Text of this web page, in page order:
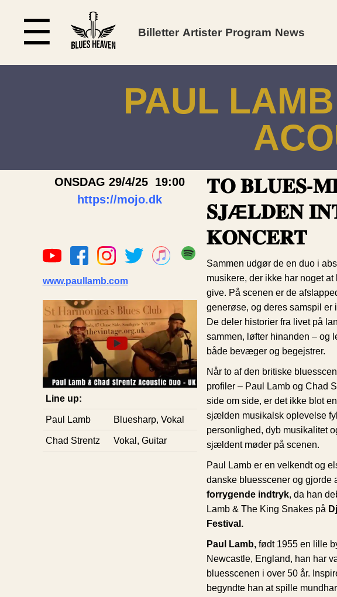
☰ Billetter Artister Program News
PAUL
ONSDAG 29/4/25 19:00
https://mojo.dk
www.paullamb.com
Line up:
Paul Lamb Bluesharp, Vokal
Chad Strentz Vokal, Guitar
𝐓𝐎 𝐁𝐋𝐔𝐄𝐒-
𝐒𝐉Æ𝐋𝐃𝐄𝐍
𝐊𝐎𝐍𝐂𝐄𝐑𝐓
Sammen udgør de en duo i
musikere, der ikke har noget at
give. På scenen er de
generøse, og deres samspil er
De deler historier fra livet på
sammen, løfter hinanden – og
både bevæger og begejstrer.
Når to af den britiske
profiler – Paul Lamb og Chad
side om side, er det ikke blot
sjælden musikalsk oplevelse
personlighed, dyb musikalitet
sjældent møder på scenen.
Paul Lamb er en velkendt og
danske bluesscener og gjorde
forrygende indtryk, da han
Lamb & The King Snakes på
Festival.
Paul Lamb,født 1955 en lille
Newcastle, England, han har
bluesscenen i over 50 år.
begyndte han at spille